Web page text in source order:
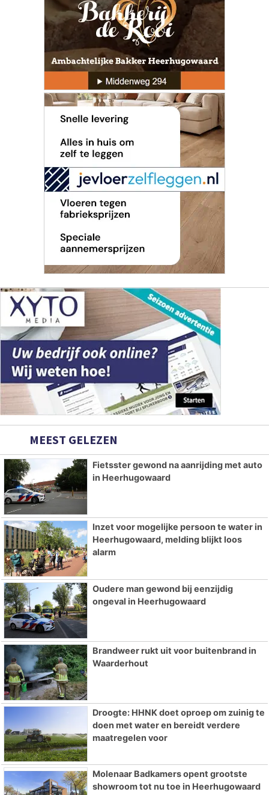
MEEST GELEZEN
Fietsster gewond na aanrijding met auto
in Heerhugowaard
Inzet voor mogelijke persoon te water in
Heerhugowaard, melding blijkt loos
alarm
Oudere man gewond bij eenzijdig
ongeval in Heerhugowaard
Brandweer rukt uit voor buitenbrand in
Waarderhout
Droogte: HHNK doet oproep om zuinig te
doen met water en bereidt verdere
maatregelen voor
Molenaar Badkamers opent grootste
showroom tot nu toe in Heerhugowaard